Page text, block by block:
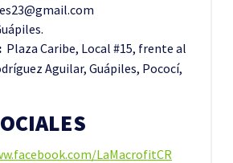
Plaza Caribe, Local #15, frente al
Aguilar, Guápiles, Pococí,
LaMacrofitCR